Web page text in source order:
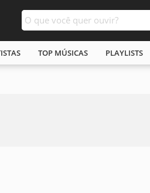
TOP MÚSICAS PLAYLISTS